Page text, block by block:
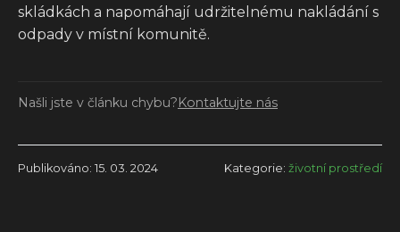
skládkách a napomáhají udržitelnému nakládání s
odpady v místní komunitě.
Našli jste v článku chybu? Kontaktujte nás
Publikováno: 15. 03. 2024 Kategorie: životní prostředí